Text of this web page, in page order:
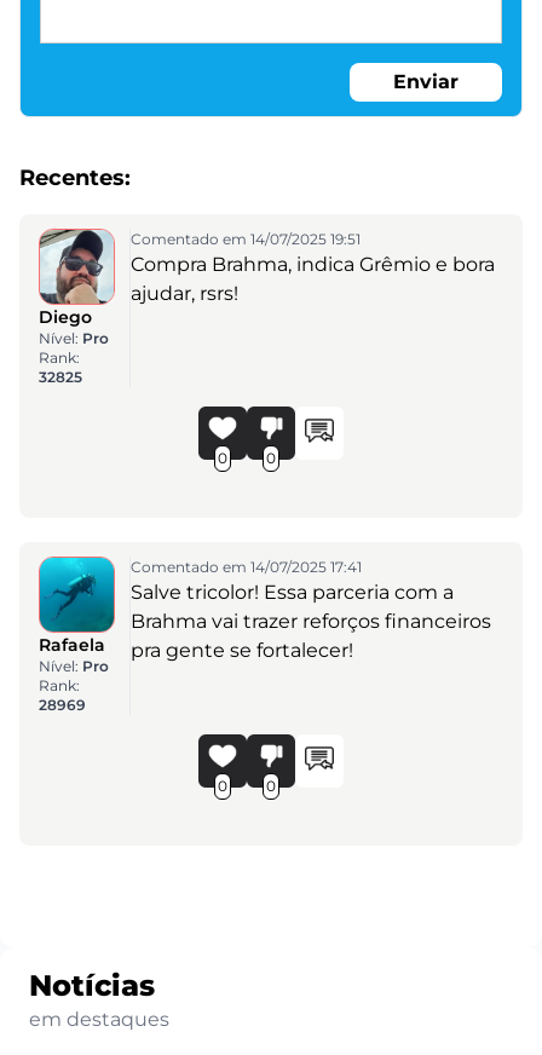
Enviar
Recentes:
Diego
Nível: Pro
Rank:
32825
Comentado em 14/07/2025 19:51
Compra Brahma, indica Grêmio e bora
ajudar, rsrs!
0 0
Rafaela
Nível: Pro
Rank:
28969
Comentado em 14/07/2025 17:41
Salve tricolor! Essa parceria com a
Brahma vai trazer reforços financeiros
pra gente se fortalecer!
0 0
Notícias
em destaques